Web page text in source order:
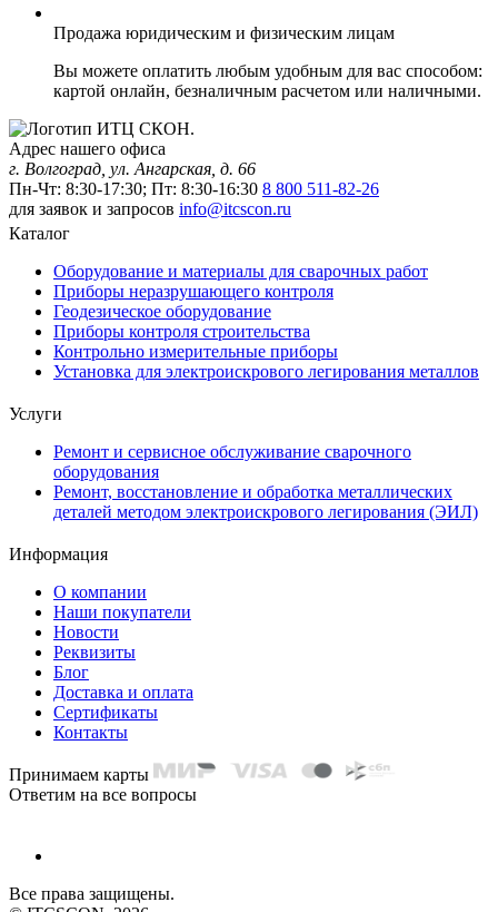
Продажа юридическим и физическим лицам
Вы можете оплатить любым удобным для вас способом:
картой онлайн, безналичным расчетом или наличными.
Адрес нашего офиса
г. Волгоград, ул. Ангарская, д. 66
Пн-Чт: 8:30-17:30; Пт: 8:30-16:30 8 800 511-82-26
для заявок и запросов info@itcscon.ru
Каталог
Оборудование и материалы для сварочных работ
Приборы неразрушающего контроля
Геодезическое оборудование
Приборы контроля строительства
Контрольно измерительные приборы
Установка для электроискрового легирования металлов
Услуги
Ремонт и сервисное обслуживание сварочного
оборудования
Ремонт, восстановление и обработка металлических
деталей методом электроискрового легирования (ЭИЛ)
Информация
О компании
Наши покупатели
Новости
Реквизиты
Блог
Доставка и оплата
Сертификаты
Контакты
Принимаем карты
Ответим на все вопросы
Все права защищены.